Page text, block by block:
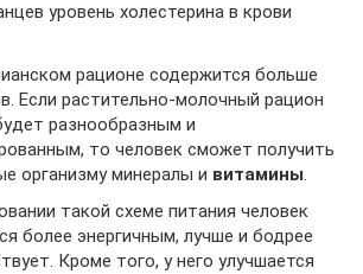
уровень холестерина в крови
рационе содержится больше
Если растительно-молочный рацион
разнообразным и
то человек сможет получить
организму минералы и витамины
такой схеме питания человек
более энергичным, лучше и бодрее
Кроме того, у него улучшается